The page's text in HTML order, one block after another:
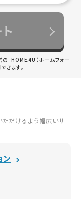
「HOME4U（ホームフォー
きます。
だけるよう幅広いサ
ン